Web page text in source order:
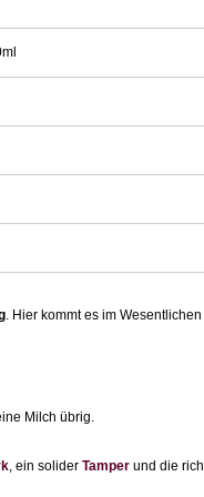
. Hier kommt es im
Milch übrig.
, ein solider Tamper und die